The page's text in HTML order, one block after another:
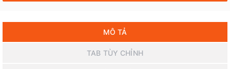
MÔ TẢ
TAB TÙY CHỈNH